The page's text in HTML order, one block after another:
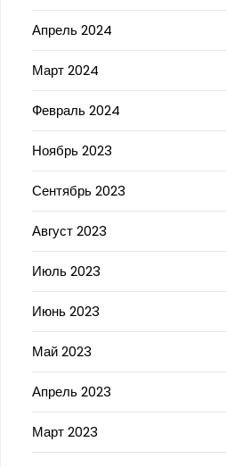
Апрель 2024
Март 2024
Февраль 2024
Ноябрь 2023
Сентябрь 2023
Август 2023
Июль 2023
Июнь 2023
Май 2023
Апрель 2023
Март 2023